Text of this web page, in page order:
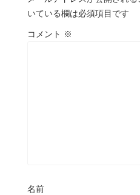
いている欄は必須項目です
コメント ※
名前